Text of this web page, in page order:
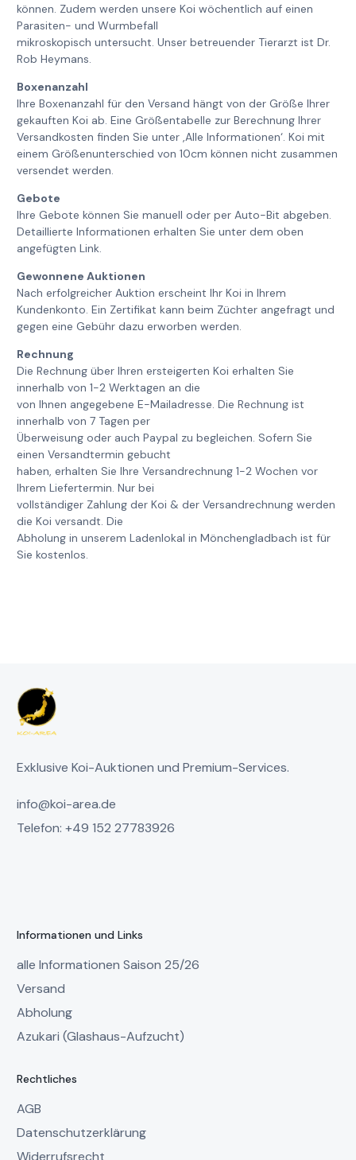
können. Zudem werden unsere Koi wöchentlich auf einen
Parasiten- und Wurmbefall
mikroskopisch untersucht. Unser betreuender Tierarzt ist Dr.
Rob Heymans.
Boxenanzahl
Ihre Boxenanzahl für den Versand hängt von der Größe Ihrer
gekauften Koi ab. Eine Größentabelle zur Berechnung Ihrer
Versandkosten finden Sie unter ‚Alle Informationen‘. Koi mit
einem Größenunterschied von 10cm können nicht zusammen
versendet werden.
Gebote
Ihre Gebote können Sie manuell oder per Auto-Bit abgeben.
Detaillierte Informationen erhalten Sie unter dem oben
angefügten Link.
Gewonnene Auktionen
Nach erfolgreicher Auktion erscheint Ihr Koi in Ihrem
Kundenkonto. Ein Zertifikat kann beim Züchter angefragt und
gegen eine Gebühr dazu erworben werden.
Rechnung
Die Rechnung über Ihren ersteigerten Koi erhalten Sie
innerhalb von 1-2 Werktagen an die
von Ihnen angegebene E-Mailadresse. Die Rechnung ist
innerhalb von 7 Tagen per
Überweisung oder auch Paypal zu begleichen. Sofern Sie
einen Versandtermin gebucht
haben, erhalten Sie Ihre Versandrechnung 1-2 Wochen vor
Ihrem Liefertermin. Nur bei
vollständiger Zahlung der Koi & der Versandrechnung werden
die Koi versandt. Die
Abholung in unserem Ladenlokal in Mönchengladbach ist für
Sie kostenlos.
Exklusive Koi-Auktionen und Premium-Services.
info@koi-area.de
Telefon: +49 152 27783926
Informationen und Links
alle Informationen Saison 25/26
Versand
Abholung
Azukari (Glashaus-Aufzucht)
Rechtliches
AGB
Datenschutzerklärung